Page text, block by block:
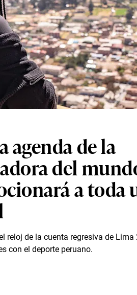
agenda de la
del
a toda
reloj de la cuenta regresiva de Lima
con el deporte peruano.